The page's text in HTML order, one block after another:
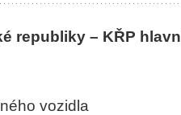
republiky – KŘP
vozidla